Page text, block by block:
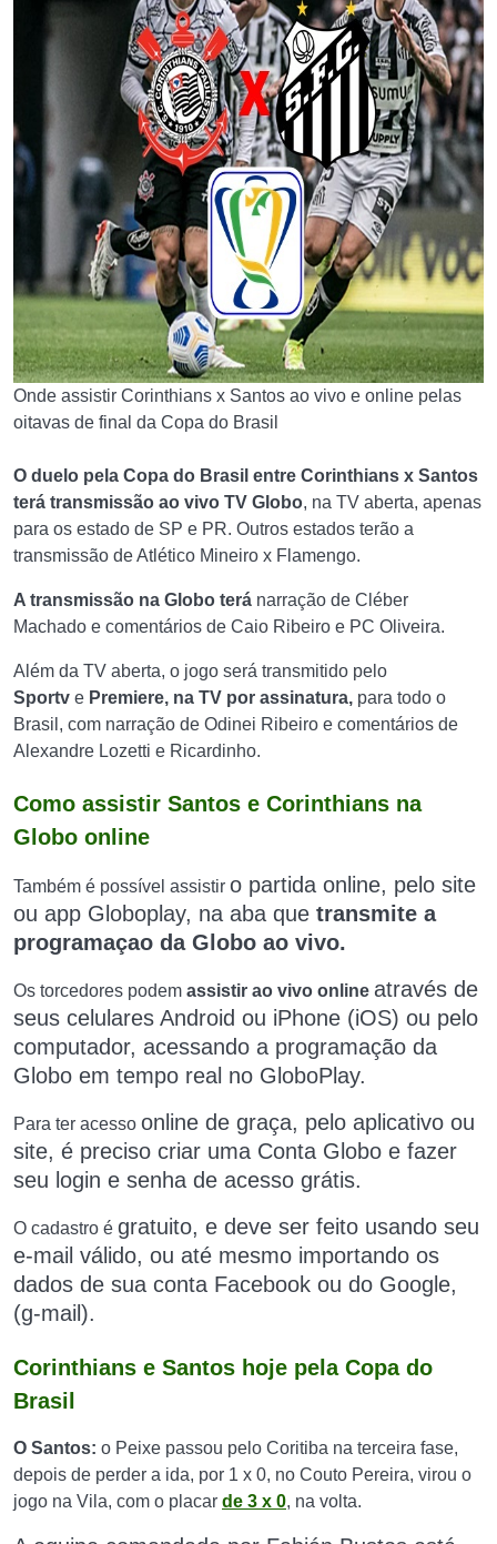
Onde assistir Corinthians x Santos ao vivo e online pelas
oitavas de final da Copa do Brasil
O duelo pela Copa do Brasil entre Corinthians x Santos
terá transmissão ao vivo TV Globo, na TV aberta, apenas
para os estado de SP e PR. Outros estados terão a
transmissão de Atlético Mineiro x Flamengo.
A transmissão na Globo terá narração de Cléber
Machado e comentários de Caio Ribeiro e PC Oliveira.
Além da TV aberta, o jogo será transmitido pelo
Sportv e Premiere, na TV por assinatura, para todo o
Brasil, com narração de Odinei Ribeiro e comentários de
Alexandre Lozetti e Ricardinho.
Como assistir Santos e Corinthians na
Globo online
Também é possível assistir o partida online, pelo site
ou app Globoplay, na aba que transmite a
programaçao da Globo ao vivo.
Os torcedores podem assistir ao vivo online através de
seus celulares Android ou iPhone (iOS) ou pelo
computador, acessando a programação da
Globo em tempo real no GloboPlay.
Para ter acesso online de graça, pelo aplicativo ou
site, é preciso criar uma Conta Globo e fazer
seu login e senha de acesso grátis.
O cadastro é gratuito, e deve ser feito usando seu
e-mail válido, ou até mesmo importando os
dados de sua conta Facebook ou do Google,
(g-mail).
Corinthians e Santos hoje pela Copa do
Brasil
O Santos: o Peixe passou pelo Coritiba na terceira fase,
depois de perder a ida, por 1 x 0, no Couto Pereira, virou o
jogo na Vila, com o placar de 3 x 0, na volta.